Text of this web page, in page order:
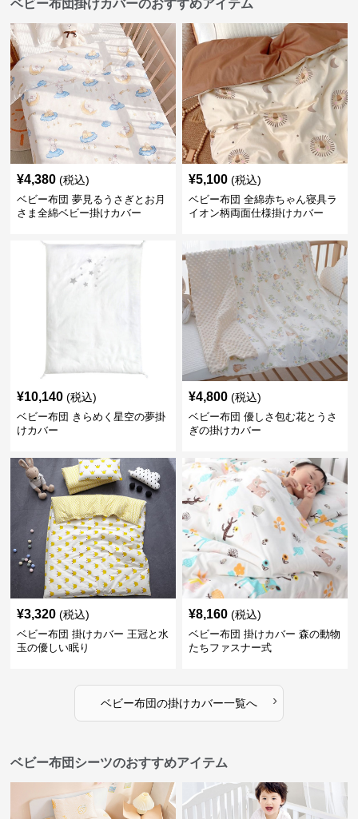
ベビー布団掛けカバーのおすすめアイテム
¥4,380 (税込)
ベビー布団 夢見るうさぎとお月
さま全綿ベビー掛けカバー
¥5,100 (税込)
ベビー布団 全綿赤ちゃん寝具ラ
イオン柄両面仕様掛けカバー
¥10,140 (税込)
ベビー布団 きらめく星空の夢掛
けカバー
¥4,800 (税込)
ベビー布団 優しさ包む花とうさ
ぎの掛けカバー
¥3,320 (税込)
ベビー布団 掛けカバー 王冠と水
玉の優しい眠り
¥8,160 (税込)
ベビー布団 掛けカバー 森の動物
たちファスナー式
ベビー布団の掛けカバー一覧へ ›
ベビー布団シーツのおすすめアイテム